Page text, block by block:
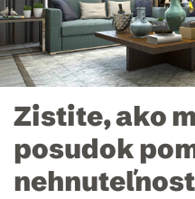
Zistite, ako
posudok